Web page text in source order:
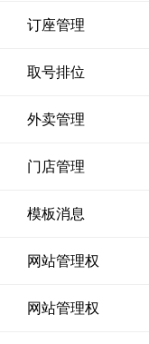
订座管理
取号排位
外卖管理
门店管理
模板消息
网站管理权
网站管理权